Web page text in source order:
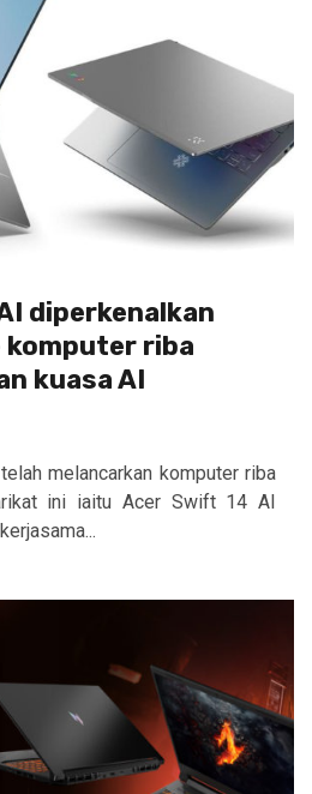
diperkenalkan
komputer riba
kuasa AI
melancarkan komputer riba
ini iaitu Acer Swift 14 AI